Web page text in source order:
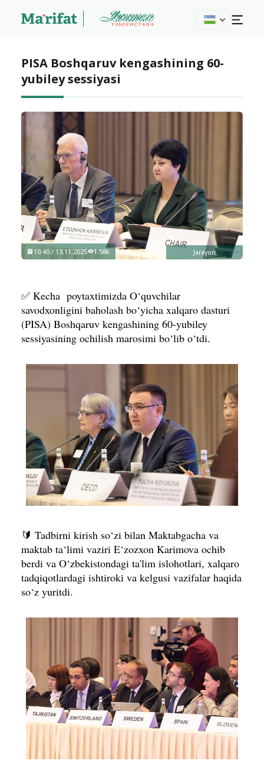
PISA Boshqaruv kengashining 60-
yubiley sessiyasi
Jarayon
10:40 / 13.11.2025 1.58k
✅ Kecha poytaxtimizda O‘quvchilar
savodxonligini baholash bo‘yicha xalqaro dasturi
(PISA) Boshqaruv kengashining 60-yubiley
sessiyasining ochilish marosimi bo‘lib o‘tdi.
🔰 Tadbirni kirish so‘zi bilan Maktabgacha va
maktab ta‘limi vaziri E‘zozxon Karimova ochib
berdi va O‘zbekistondagi ta'lim islohotlari, xalqaro
tadqiqotlardagi ishtiroki va kelgusi vazifalar haqida
so‘z yuritdi.